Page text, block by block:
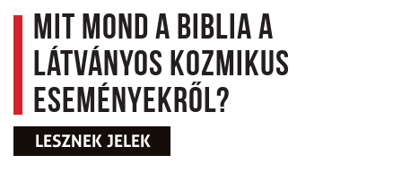
Mit mond a Biblia a
látványos kozmikus
eseményekről?
LESZNEK JELEK